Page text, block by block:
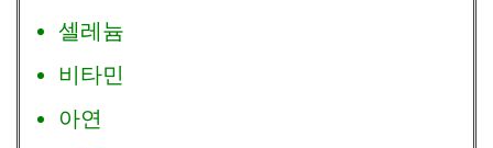
셀레늄
비타민
아연